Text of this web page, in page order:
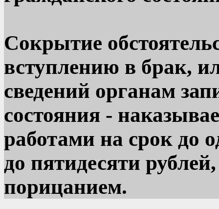
Сокрытие
вступлению в брак,
сведений органам
состояния -
работами на срок до
до пятидесяти
порицанием.